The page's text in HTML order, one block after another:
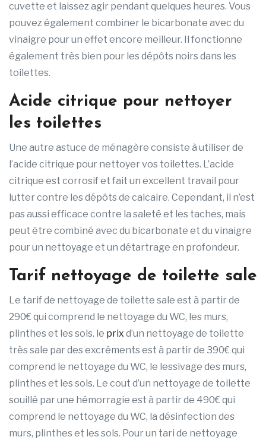
cuvette et laissez agir pendant quelques heures. Vous
pouvez également combiner le bicarbonate avec du
vinaigre pour un effet encore meilleur. Il fonctionne
également très bien pour les dépôts noirs dans les
toilettes.
Acide citrique pour nettoyer
les toilettes
Une autre astuce de ménagère consiste à utiliser de
l’acide citrique pour nettoyer vos toilettes. L’acide
citrique est corrosif et fait un excellent travail pour
lutter contre les dépôts de calcaire. Cependant, il n’est
pas aussi efficace contre la saleté et les taches, mais
peut être combiné avec du bicarbonate et du vinaigre
pour un nettoyage et un détartrage en profondeur.
Tarif nettoyage de toilette sale
Le tarif de nettoyage de toilette sale est à partir de
290€ qui comprend le nettoyage du WC, les murs,
plinthes et les sols. le prix d’un nettoyage de toilette
très sale par des excréments est à partir de 390€ qui
comprend le nettoyage du WC, le lessivage des murs,
plinthes et les sols. Le cout d’un nettoyage de toilette
souillé par une hémorragie est à partir de 490€ qui
comprend le nettoyage du WC, la désinfection des
murs, plinthes et les sols. Pour un tari de nettoyage